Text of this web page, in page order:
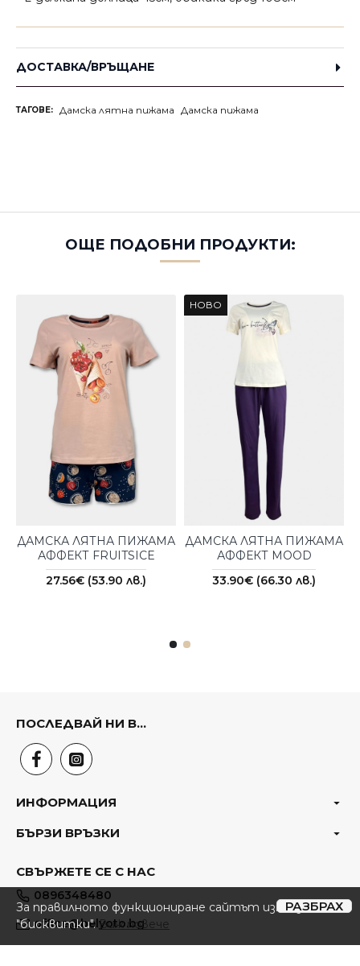
ДОСТАВКА/ВРЪЩАНЕ
ТАГОВЕ: Дамска лятна пижама Дамска пижама
ОЩЕ ПОДОБНИ ПРОДУКТИ:
ДАМСКА ЛЯТНА ПИЖАМА
АФФЕКТ FRUITSICE
27.56€ (53.90 лв.)
НОВО
ДАМСКА ЛЯТНА ПИЖАМА
АФФЕКТ MOOD
33.90€ (66.30 лв.)
ПОСЛЕДВАЙ НИ В...
ИНФОРМАЦИЯ
БЪРЗИ ВРЪЗКИ
СВЪРЖЕТЕ СЕ С НАС
0896348480
office@belyoto.bg
РАЗБРАХ
За правилното функциониране сайтът използвa
"бисквитки".Виж повече